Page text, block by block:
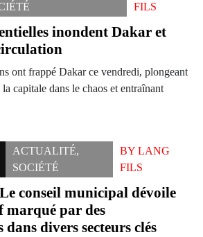
FILS
inondent Dakar et
ont frappé Dakar ce vendredi, plongeant
capitale dans le chaos et entraînant
ACTUALITÉ,
SOCIÉTÉ
BY LANG
FILS
conseil municipal dévoile
par des
dans divers secteurs clés